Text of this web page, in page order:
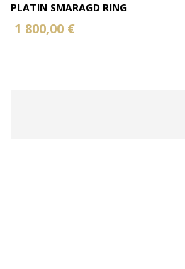
PLATIN SMARAGD RING
1 800,00 €